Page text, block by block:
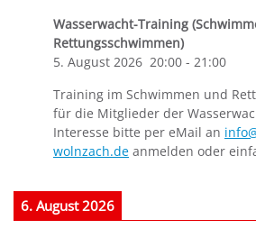
Wasserwacht-Training
Rettungsschwimmen)
5. August 2026 20:00 - 21:00
Training im Schwimmen und
für die Mitglieder der
Interesse bitte per eMail an
wolnzach.de anmelden oder
6. August 2026